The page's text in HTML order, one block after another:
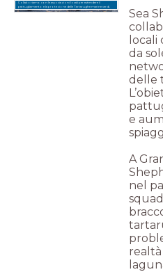
Collaboriamo con le associazioni locali per estendere il
pattugliamento e la protezione delle Tartarughe marine verdi.
Sea
locali
da
delle
e
A
nel